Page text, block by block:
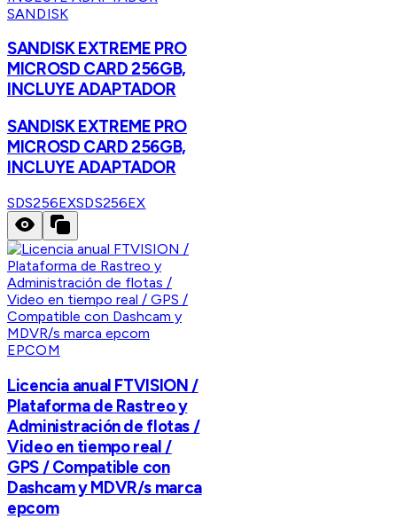
SANDISK
SANDISK EXTREME PRO
MICROSD CARD 256GB,
INCLUYE ADAPTADOR
SANDISK EXTREME PRO
MICROSD CARD 256GB,
INCLUYE ADAPTADOR
SDS256EXSDS256EX
EPCOM
Licencia anual FTVISION /
Plataforma de Rastreo y
Administración de flotas /
Video en tiempo real /
GPS / Compatible con
Dashcam y MDVR/s marca
epcom